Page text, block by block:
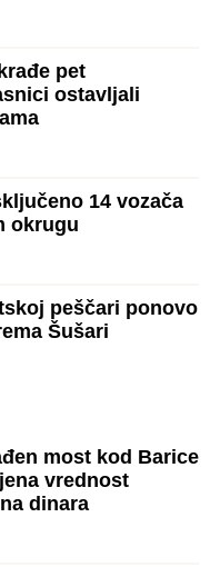
pet
ostavljali
14 vozača
okrugu
peščari ponovo
Šušari
most kod Barice
vrednost
dinara